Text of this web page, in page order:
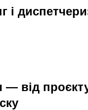
і
— від